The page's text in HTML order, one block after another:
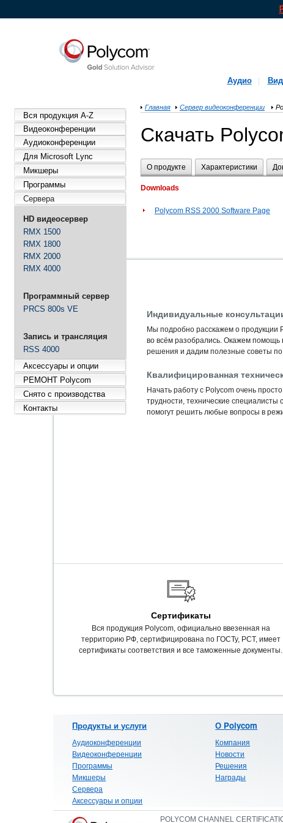
Аудио
Вся продукция A-Z
Видеоконференции
Аудиоконференции
Для Microsoft Lync
Микшеры
Программы
Сервера
HD видеосервер
RMX 1500
RMX 1800
RMX 2000
RMX 4000
Программный сервер
PRCS 800s VE
Запись и трансляция
RSS 4000
Аксессуары и опции
РЕМОНТ Polycom
Снято с производства
Контакты
Главная Сервер видеоконференции
Скачать
О продукте Характеристики
Downloads
Polycom RSS 2000 Software Page
Индивидуальные
Мы подробно расскажем о продукции
во всём разобрались. Окажем помощь
решения и дадим полезные советы по
Квалифицированная
Начать работу с Polycom очень
трудности, технические
помогут решить любые вопросы в
Сертификаты
Вся продукция Polycom, официально ввезенная на
территорию РФ, сертифицирована по ГОСТу, РСТ, имеет
сертификаты соответствия и все таможенные документы.
Продукты и услуги
Аудиоконференции
Видеоконференции
Программы
Микшеры
Сервера
Аксессуары и опции
О Polycom
Компания
Новости
Решения
Награды
POLYCOM CHANNEL